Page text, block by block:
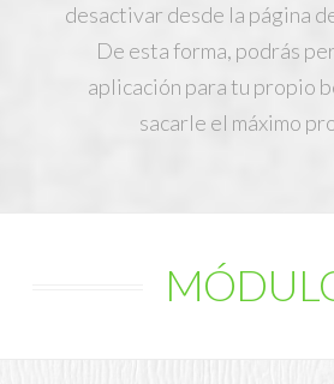
desactivar desde la página
De esta forma, podrás
aplicación para tu propio
sacarle el máximo